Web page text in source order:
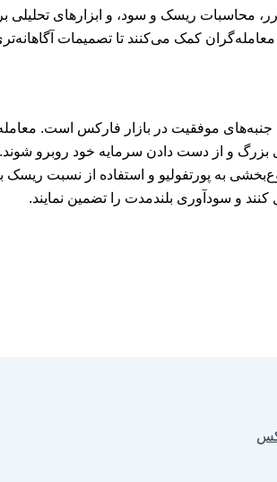
محاسبات ریسک و سود، و ابزارهای تحلیلی
معامله‌گران کمک می‌کنند تا تصمیمات
موفقیت در بازار فارکس است.
و از دست دادن سرمایه خود روبرو
به پورتفولیو و استفاده از نسبت
و سودآوری بلندمدت را تضمین نمایند.